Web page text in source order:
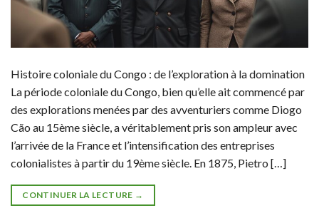
Histoire coloniale du Congo : de l’exploration à la domination
La période coloniale du Congo, bien qu’elle ait commencé par
des explorations menées par des avventuriers comme Diogo
Cão au 15ème siècle, a véritablement pris son ampleur avec
l’arrivée de la France et l’intensification des entreprises
colonialistes à partir du 19ème siècle. En 1875, Pietro […]
CONTINUER LA LECTURE →